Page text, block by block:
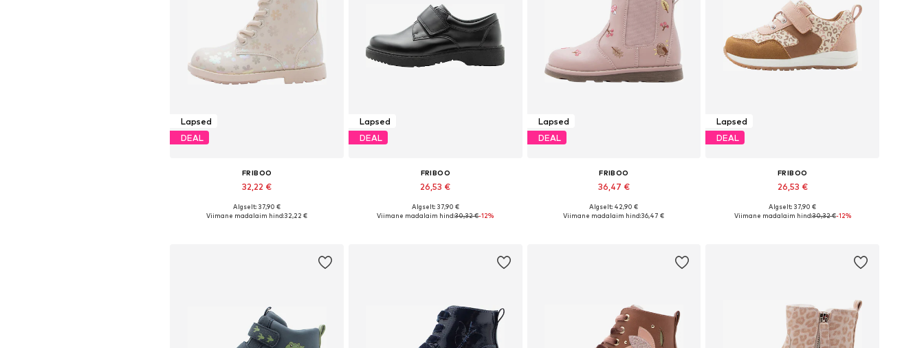
Lapsed
DEAL
FRIBOO
32,22 €
Saadaval erinevates suurustes
Algselt: 37,90 €
Viimane madalaim hind:32,22 €
Lapsed
DEAL
FRIBOO
26,53 €
Saadaval erinevates suurustes
Algselt: 37,90 €
Viimane madalaim hind:30,32 €-12%
Lapsed
DEAL
FRIBOO
36,47 €
Saadaval erinevates suurustes
Algselt: 42,90 €
Viimane madalaim hind:36,47 €
Lapsed
DEAL
FRIBOO
26,53 €
Saadaval erinevates suurustes
Algselt: 37,90 €
Viimane madalaim hind:30,32 €-12%